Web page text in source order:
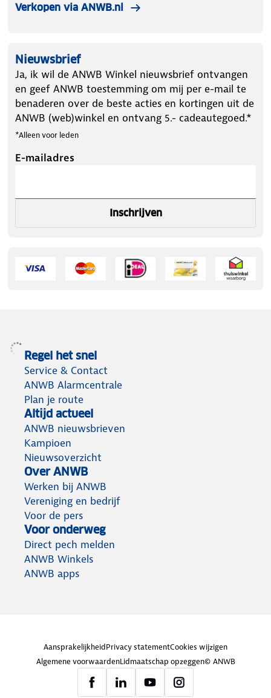
Verkopen via ANWB.nl
Nieuwsbrief
Ja, ik wil de ANWB Winkel nieuwsbrief ontvangen
en geef ANWB toestemming om mij per e-mail te
benaderen over de beste acties en kortingen uit de
ANWB (web)winkel en ontvang 5.- cadeautegoed.*
*Alleen voor leden
E-mailadres
Inschrijven
Regel het snel
Service & Contact
ANWB Alarmcentrale
Plan je route
Altijd actueel
ANWB nieuwsbrieven
Kampioen
Nieuwsoverzicht
Over ANWB
Werken bij ANWB
Vereniging en bedrijf
Voor de pers
Voor onderweg
Direct pech melden
ANWB Winkels
ANWB apps
AansprakelijkheidPrivacy statementCookies wijzigen
Algemene voorwaardenLidmaatschap opzeggen© ANWB